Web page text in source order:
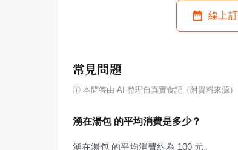
線上
常見問題
ⓘ 本問答由 AI 整理自真實食記（附資料來源）
湧在湯包 的平均消費是多少？
湧在湯包 的平均消費約為 100 元。